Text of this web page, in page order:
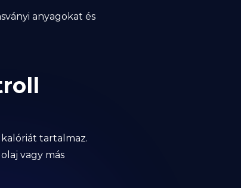
anyagokat és
tartalmaz.
vagy más